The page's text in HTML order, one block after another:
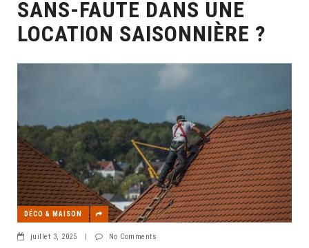
SANS-FAUTE DANS UNE
LOCATION SAISONNIÈRE ?
DÉCO & MAISON
juillet 3, 2025 | No Comments